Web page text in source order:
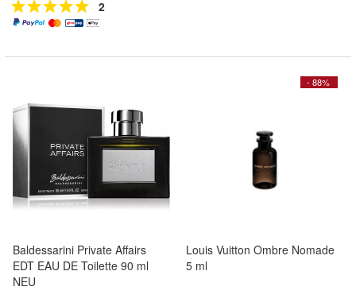
2
Baldessarini Private Affairs
EDT EAU DE Toilette 90 ml
NEU
- 88%
Louis Vuitton Ombre Nomade
5 ml